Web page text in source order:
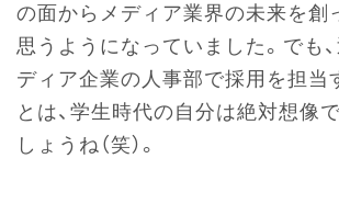
の面からメディア業界の未来を創
思うようになっていました。でも
ディア企業の人事部で採用を担当
とは、学生時代の自分は絶対想像
しょうね（笑）。